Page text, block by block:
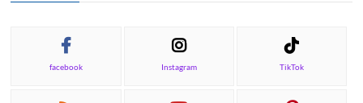
facebook Instagram TikTok